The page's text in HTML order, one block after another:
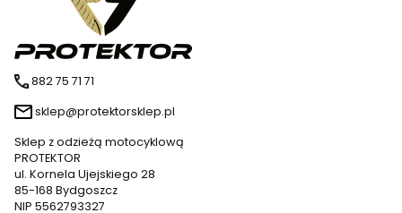
882 75 71 71
sklep@protektorsklep.pl
Sklep z odzieżą motocyklową
PROTEKTOR
ul. Kornela Ujejskiego 28
85-168 Bydgoszcz
NIP 5562793327